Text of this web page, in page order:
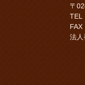
〒
TEL
法